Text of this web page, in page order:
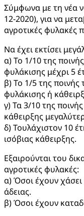
Σύμφωνα με τη νέα
12-2020), για να
αγροτικές φυλακές
Να έχει εκτίσει
α) Το 1/10 της
φυλάκισης μέχρι 5
β) Το 1/5 της ποινής
φυλάκισης ή
γ) Τα 3/10 της
κάθειρξης
δ) Τουλάχιστον 10
ισόβιας κάθειρξης.
Εξαιρούνται του
αγροτικές φυλακές:
α) Όσοι έχουν
άδειας.
β) Όσοι έχουν